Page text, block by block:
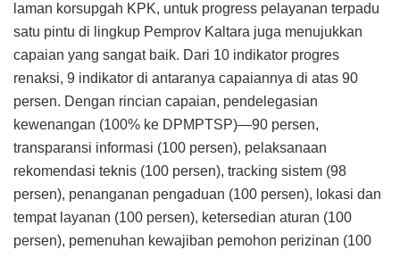
laman korsupgah KPK, untuk progress pelayanan terpadu
satu pintu di lingkup Pemprov Kaltara juga menujukkan
capaian yang sangat baik. Dari 10 indikator progres
renaksi, 9 indikator di antaranya capaiannya di atas 90
persen. Dengan rincian capaian, pendelegasian
kewenangan (100% ke DPMPTSP)—90 persen,
transparansi informasi (100 persen), pelaksanaan
rekomendasi teknis (100 persen), tracking sistem (98
persen), penanganan pengaduan (100 persen), lokasi dan
tempat layanan (100 persen), ketersedian aturan (100
persen), pemenuhan kewajiban pemohon perizinan (100